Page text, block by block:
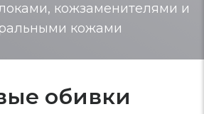
кожзаменителями и
кожами
обивки